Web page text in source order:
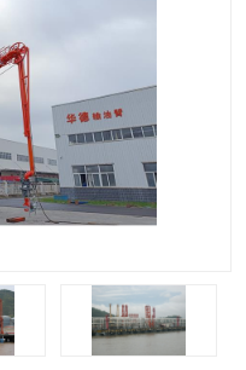
卸车鹤管
输油臂
火车鹤管
顶部鹤管
低温鹤管
鹤管